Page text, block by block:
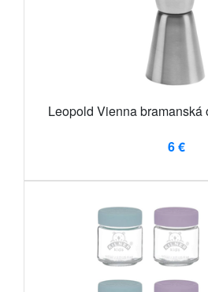
Leopold Vienna bramanská
6 €